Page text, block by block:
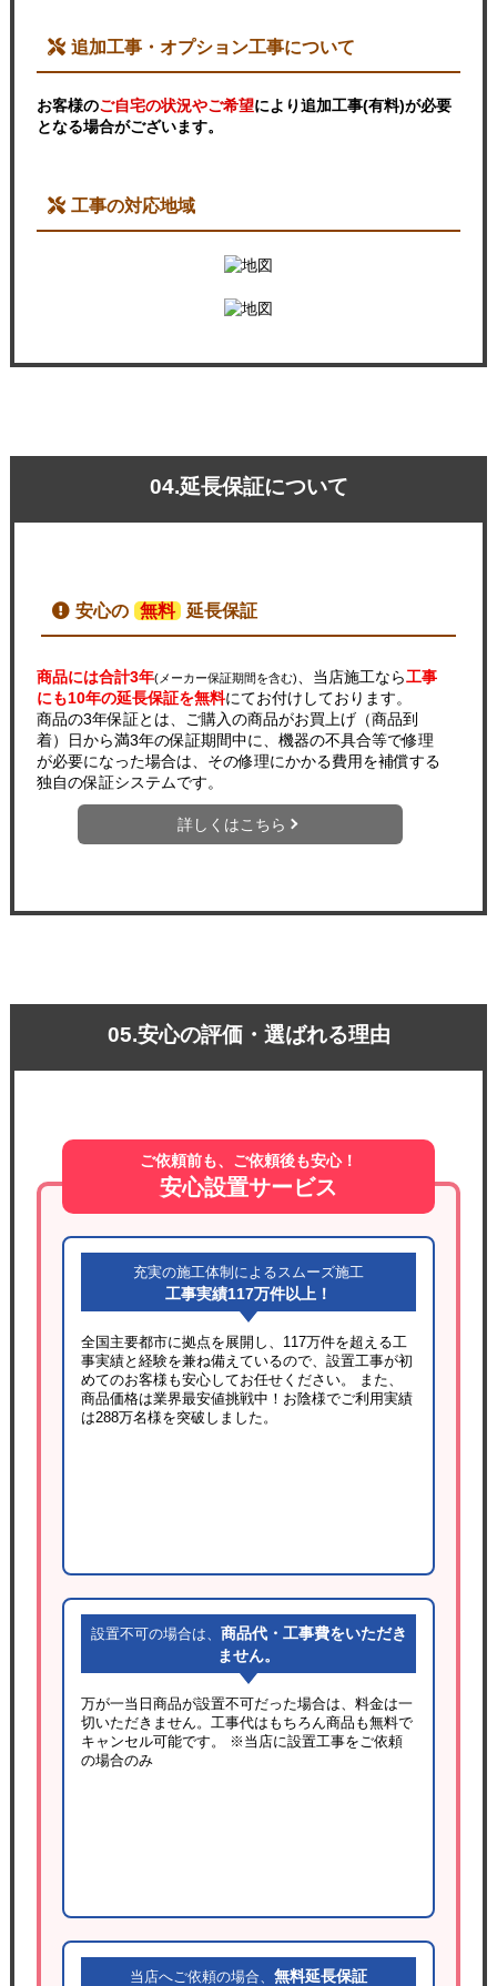
追加工事・オプション工事について
お客様のご自宅の状況やご希望により追加工事(有料)が必要
となる場合がございます。
工事の対応地域
04.延長保証について
安心の 無料 延長保証
商品には合計3年(メーカー保証期間を含む)、当店施工なら工事
にも10年の延長保証を無料にてお付けしております。
商品の3年保証とは、ご購入の商品がお買上げ（商品到
着）日から満3年の保証期間中に、機器の不具合等で修理
が必要になった場合は、その修理にかかる費用を補償する
独自の保証システムです。
詳しくはこちら
05.安心の評価・選ばれる理由
ご依頼前も、ご依頼後も安心！
安心設置サービス
充実の施工体制によるスムーズ施工
工事実績117万件以上！
全国主要都市に拠点を展開し、117万件を超える工
事実績と経験を兼ね備えているので、設置工事が初
めてのお客様も安心してお任せください。 また、
商品価格は業界最安値挑戦中！お陰様でご利用実績
は288万名様を突破しました。
設置不可の場合は、 商品代・工事費をいただき
ません。
万が一当日商品が設置不可だった場合は、料金は一
切いただきません。工事代はもちろん商品も無料で
キャンセル可能です。
※当店に設置工事をご依頼
の場合のみ
当店へご依頼の場合、 無料延長保証